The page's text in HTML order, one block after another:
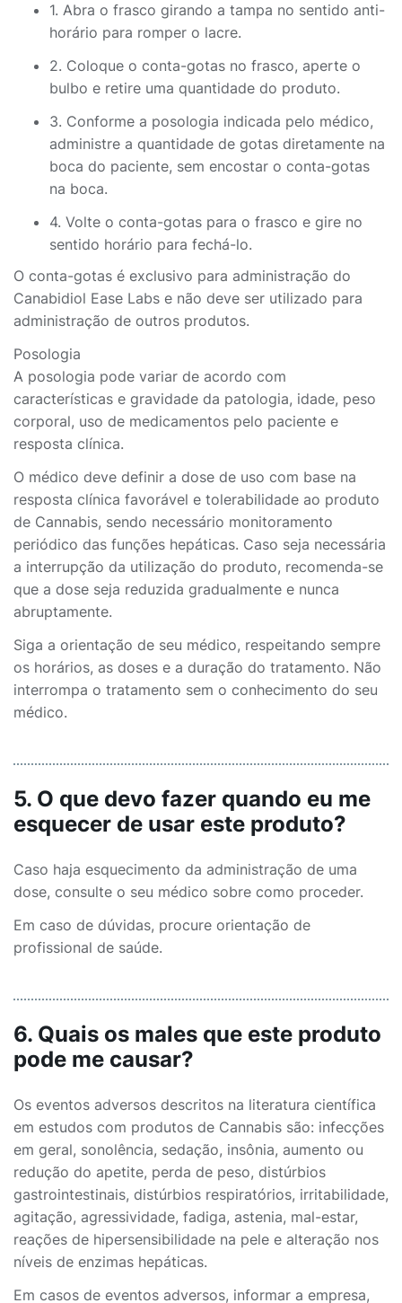
1. Abra o frasco girando a tampa no sentido anti-
horário para romper o lacre.
2. Coloque o conta-gotas no frasco, aperte o
bulbo e retire uma quantidade do produto.
3. Conforme a posologia indicada pelo médico,
administre a quantidade de gotas diretamente na
boca do paciente, sem encostar o conta-gotas
na boca.
4. Volte o conta-gotas para o frasco e gire no
sentido horário para fechá-lo.
O conta-gotas é exclusivo para administração do
Canabidiol Ease Labs e não deve ser utilizado para
administração de outros produtos.
Posologia
A posologia pode variar de acordo com
características e gravidade da patologia, idade, peso
corporal, uso de medicamentos pelo paciente e
resposta clínica.
O médico deve definir a dose de uso com base na
resposta clínica favorável e tolerabilidade ao produto
de Cannabis, sendo necessário monitoramento
periódico das funções hepáticas. Caso seja necessária
a interrupção da utilização do produto, recomenda-se
que a dose seja reduzida gradualmente e nunca
abruptamente.
Siga a orientação de seu médico, respeitando sempre
os horários, as doses e a duração do tratamento. Não
interrompa o tratamento sem o conhecimento do seu
médico.
5. O que devo fazer quando eu me
esquecer de usar este produto?
Caso haja esquecimento da administração de uma
dose, consulte o seu médico sobre como proceder.
Em caso de dúvidas, procure orientação de
profissional de saúde.
6. Quais os males que este produto
pode me causar?
Os eventos adversos descritos na literatura científica
em estudos com produtos de Cannabis são: infecções
em geral, sonolência, sedação, insônia, aumento ou
redução do apetite, perda de peso, distúrbios
gastrointestinais, distúrbios respiratórios, irritabilidade,
agitação, agressividade, fadiga, astenia, mal-estar,
reações de hipersensibilidade na pele e alteração nos
níveis de enzimas hepáticas.
Em casos de eventos adversos, informar a empresa,